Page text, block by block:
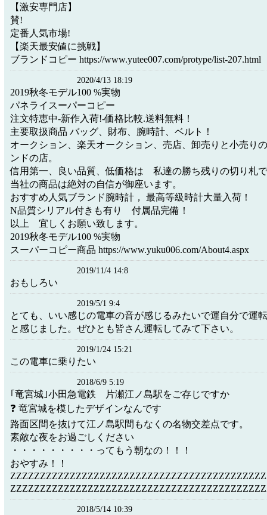
【激安専門店】
賛!
定番人気市場!
【楽天最安値に挑戦】
ブランドコピー https://www.yutee007.com/protype/list-207.html
2020/4/13 18:19
2019秋冬モデル100 %実物
パネライスーパーコピー
注文特恵中-新作入荷!-価格比較.送料無料！
主要取扱商品 バッグ、財布、腕時計、ベルト！
オークション、楽天オークション、売店、卸売りと小売り
ンドの店。
信用第一、良い品質、低価格は 私達の勝ち残りの切り札
当社の商品は絶対の自信が御座います。
おすすめ人気ブランド腕時計， 最高等級時計大量入荷！
N品質シリアル付きも有り 付属品完備！
以上 宜しくお願い致します。
2019秋冬モデル100 %実物
スーパーコピー商品 https://www.yuku006.com/About4.aspx
2019/11/4 14:8
おもしろい
2019/5/1 9:4
とても、いい感じの電車の音が感じるみたいで運自分で運
と感じました。ぜひとも皆さん運転してみて下さい。
2019/1/24 15:21
この電車に乗りたい
2018/6/9 5:19
｢竜宮城｣小田急電鉄 片瀬江ノ島駅をご存じですか
❓ 竜宮城を模したデザインなんです
路面区間を抜けて江ノ島駅間もなくの名物交差点です。
素敵な夜をお過ごしください
・・・・・・・・・ってもう朝なの！！！
おやすみ！！
2018/5/14 10:39